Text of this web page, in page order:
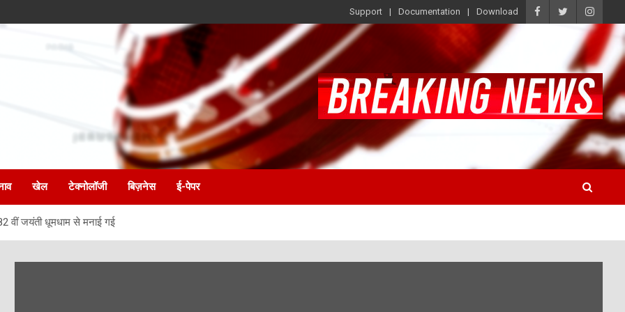
Support Documentation Download
खेल टेक्नोलॉजी बिज़नेस ई-पेपर
वीं जयंती धूमधाम से मनाई गई